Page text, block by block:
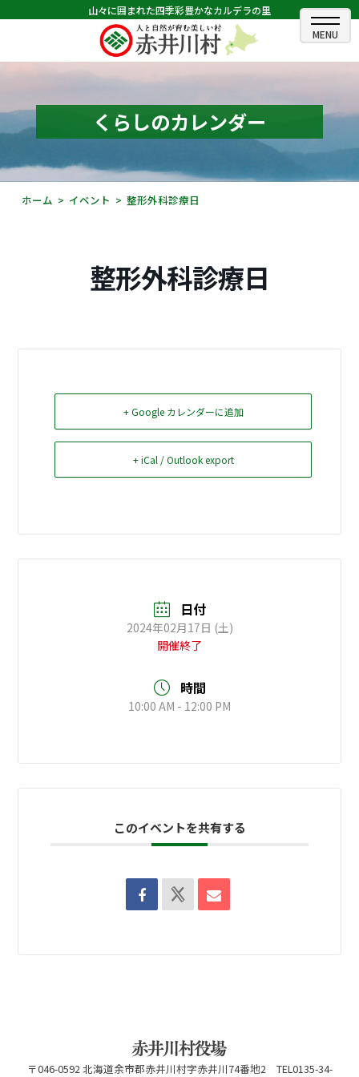
山々に囲まれた四季彩豊かなカルデラの里
ホーム
むらのできごと
むらのプロフィール
くらしの情報
観光・イベント情報
Select Language▼
くらしのカレンダー
ホーム イベント 整形外科診療日
整形外科診療日
+ Google カレンダーに追加
+ iCal / Outlook export
日付
2024年02月17日 (土)
開催終了
時間
10:00 AM - 12:00 PM
このイベントを共有する
〒046-0592 北海道余市郡赤井川村字赤井川74番地2 TEL0135-34-